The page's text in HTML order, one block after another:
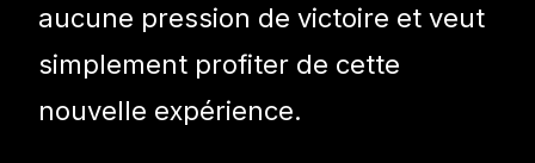
aucune pression de victoire et veut
simplement profiter de cette
nouvelle expérience.